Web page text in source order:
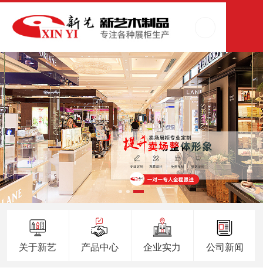
关于新艺 产品中心 企业实力 公司新闻